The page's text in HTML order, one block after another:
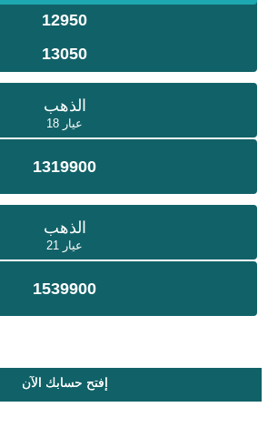
12950
13050
الذهب
عيار 18
1319900
الذهب
عيار 21
1539900
إفتح حسابك الآن